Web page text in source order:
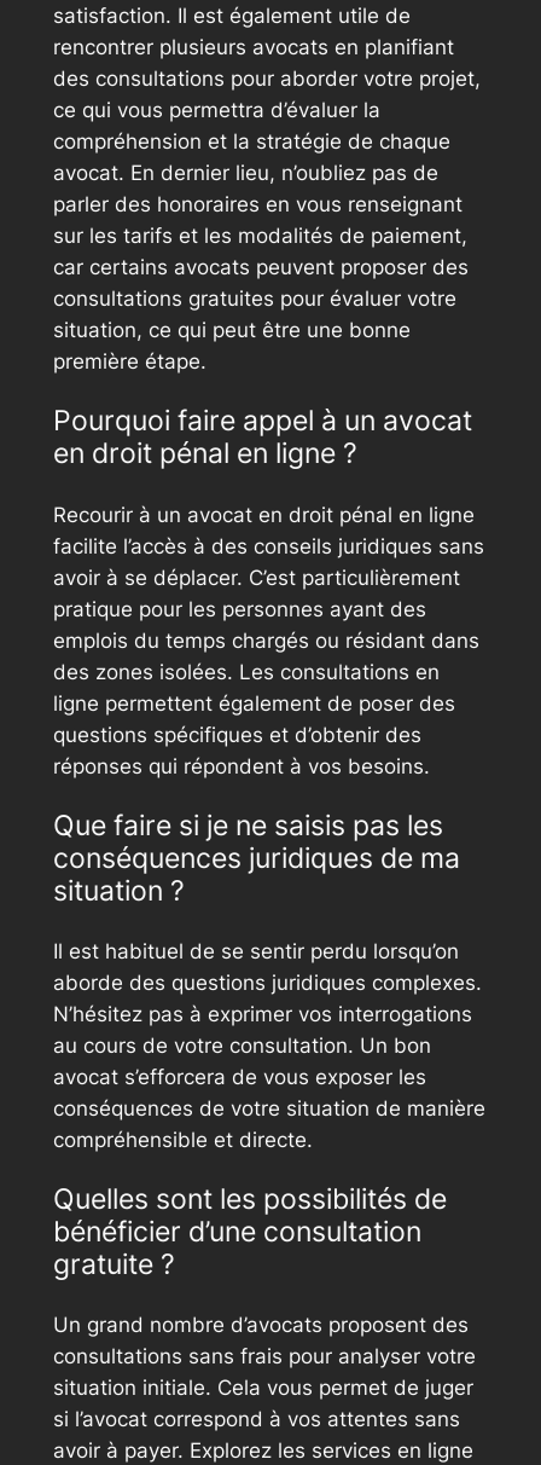
satisfaction. Il est également utile de
rencontrer plusieurs avocats en planifiant
des consultations pour aborder votre projet,
ce qui vous permettra d’évaluer la
compréhension et la stratégie de chaque
avocat. En dernier lieu, n’oubliez pas de
parler des honoraires en vous renseignant
sur les tarifs et les modalités de paiement,
car certains avocats peuvent proposer des
consultations gratuites pour évaluer votre
situation, ce qui peut être une bonne
première étape.
Pourquoi faire appel à un avocat
en droit pénal en ligne ?
Recourir à un avocat en droit pénal en ligne
facilite l’accès à des conseils juridiques sans
avoir à se déplacer. C’est particulièrement
pratique pour les personnes ayant des
emplois du temps chargés ou résidant dans
des zones isolées. Les consultations en
ligne permettent également de poser des
questions spécifiques et d’obtenir des
réponses qui répondent à vos besoins.
Que faire si je ne saisis pas les
conséquences juridiques de ma
situation ?
Il est habituel de se sentir perdu lorsqu’on
aborde des questions juridiques complexes.
N’hésitez pas à exprimer vos interrogations
au cours de votre consultation. Un bon
avocat s’efforcera de vous exposer les
conséquences de votre situation de manière
compréhensible et directe.
Quelles sont les possibilités de
bénéficier d’une consultation
gratuite ?
Un grand nombre d’avocats proposent des
consultations sans frais pour analyser votre
situation initiale. Cela vous permet de juger
si l’avocat correspond à vos attentes sans
avoir à payer. Explorez les services en ligne